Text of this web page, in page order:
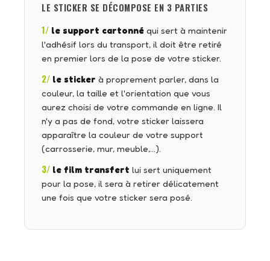
LE STICKER SE DÉCOMPOSE EN 3 PARTIES
1/ le support cartonné qui sert à maintenir
l'adhésif lors du transport, il doit être retiré
en premier lors de la pose de votre sticker.
2/ le sticker à proprement parler, dans la
couleur, la taille et l'orientation que vous
aurez choisi de votre commande en ligne. Il
n'y a pas de fond, votre sticker laissera
apparaître la couleur de votre support
(carrosserie, mur, meuble,…).
3/ le film transfert lui sert uniquement
pour la pose, il sera à retirer délicatement
une fois que votre sticker sera posé.